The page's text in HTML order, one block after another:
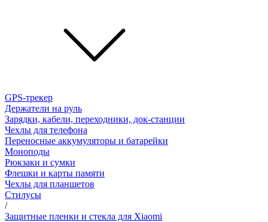
GPS-трекер
Держатели на руль
Зарядки, кабели, переходники, док-станции
Чехлы для телефона
Переносные аккумуляторы и батарейки
Моноподы
Рюкзаки и сумки
Флешки и карты памяти
Чехлы для планшетов
Стилусы
/
Защитные пленки и стекла для Xiaomi